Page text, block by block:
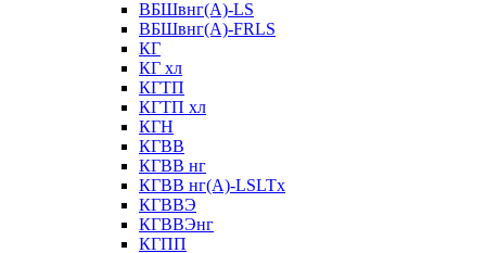
ВБШвнг(А)-LS
ВБШвнг(А)-FRLS
КГ
КГ хл
КГТП
КГТП хл
КГН
КГВВ
КГВВ нг
КГВВ нг(А)-LSLTx
КГВВЭ
КГВВЭнг
КГПП